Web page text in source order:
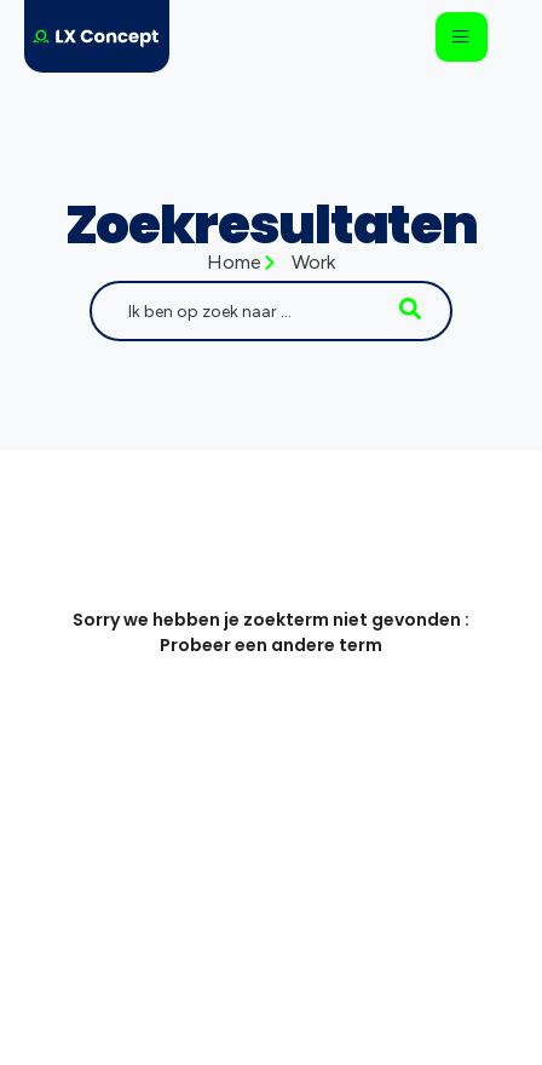
Zoekresultaten
Home Work
Sorry we hebben je zoekterm niet gevonden :
Probeer een andere term